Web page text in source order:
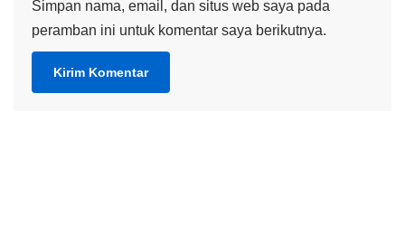
Simpan nama, email, dan situs web saya pada
peramban ini untuk komentar saya berikutnya.